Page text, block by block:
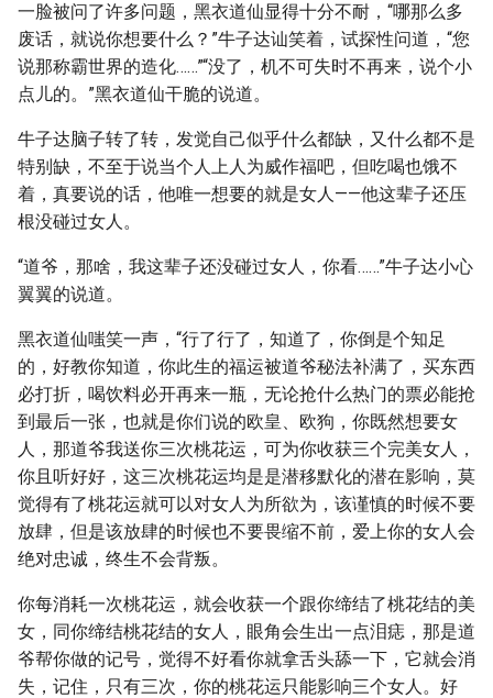
一脸被问了许多问题，黑衣道仙显得十分不耐，“哪那么多
废话，就说你想要什么？”牛子达讪笑着，试探性问道，“您
说那称霸世界的造化……”“没了，机不可失时不再来，说个小
点儿的。”黑衣道仙干脆的说道。
牛子达脑子转了转，发觉自己似乎什么都缺，又什么都不是
特别缺，不至于说当个人上人为威作福吧，但吃喝也饿不
着，真要说的话，他唯一想要的就是女人——他这辈子还压
根没碰过女人。
“道爷，那啥，我这辈子还没碰过女人，你看……”牛子达小心
翼翼的说道。
黑衣道仙嗤笑一声，“行了行了，知道了，你倒是个知足
的，好教你知道，你此生的福运被道爷秘法补满了，买东西
必打折，喝饮料必开再来一瓶，无论抢什么热门的票必能抢
到最后一张，也就是你们说的欧皇、欧狗，你既然想要女
人，那道爷我送你三次桃花运，可为你收获三个完美女人，
你且听好好，这三次桃花运均是是潜移默化的潜在影响，莫
觉得有了桃花运就可以对女人为所欲为，该谨慎的时候不要
放肆，但是该放肆的时候也不要畏缩不前，爱上你的女人会
绝对忠诚，终生不会背叛。
你每消耗一次桃花运，就会收获一个跟你缔结了桃花结的美
女，同你缔结桃花结的女人，眼角会生出一点泪痣，那是道
爷帮你做的记号，觉得不好看你就拿舌头舔一下，它就会消
失，记住，只有三次，你的桃花运只能影响三个女人。好